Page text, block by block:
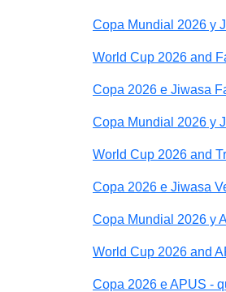
Copa Mundial 2026 y
World Cup 2026 and
Copa 2026 e Jiwasa
Copa Mundial 2026 y
World Cup 2026 and
Copa 2026 e Jiwasa
Copa Mundial 2026 y
World Cup 2026 and
Copa 2026 e APUS -